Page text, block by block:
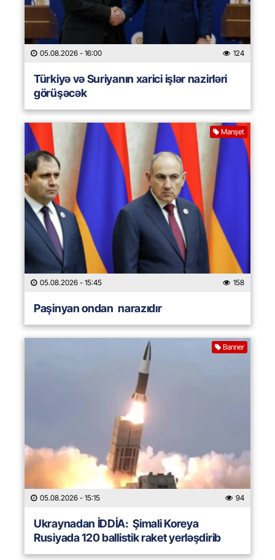
05.08.2026 - 16:00 124
Türkiyə və Suriyanın xarici işlər nazirləri
görüşəcək
Manşet
05.08.2026 - 15:45 158
Paşinyan ondan narazıdır
Banner
05.08.2026 - 15:15 94
Ukraynadan İDDİA: Şimali Koreya
Rusiyada 120 ballistik raket yerləşdirib